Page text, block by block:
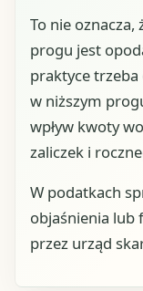
To nie oznacza,
progu jest
praktyce trzeba
w niższym
wpływ kwoty
zaliczek i
W podatkach
objaśnienia lub
przez urząd